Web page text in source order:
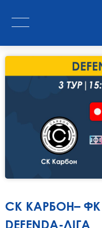
СК КАРБОН– ФК
DEFENDA-ЛІГА